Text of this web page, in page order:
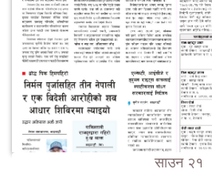
साउन २१